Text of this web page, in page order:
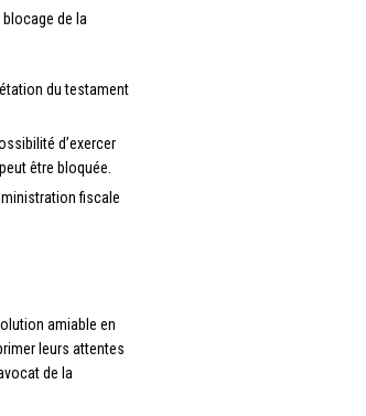
de la
du testament
d’exercer
être bloquée.
fiscale
amiable en
leurs attentes
de la